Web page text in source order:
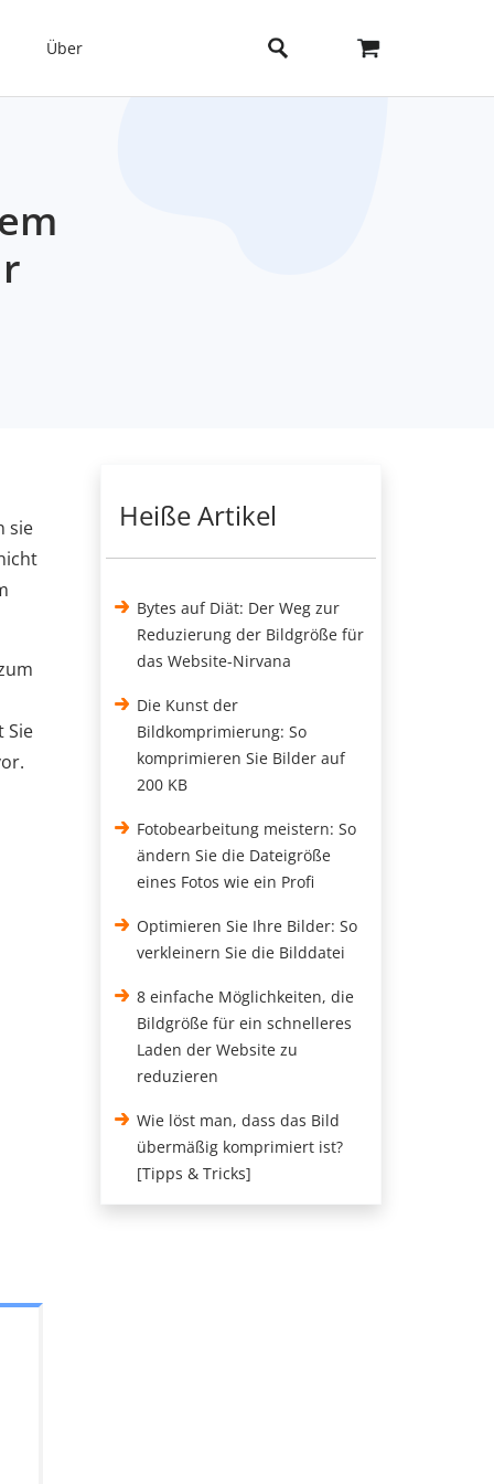
Über
sie
Sie
Heiße Artikel
Bytes auf Diät: Der Weg zur
Reduzierung der Bildgröße für
das Website-Nirvana
Die Kunst der
Bildkomprimierung: So
komprimieren Sie Bilder auf
200 KB
Fotobearbeitung meistern: So
ändern Sie die Dateigröße
eines Fotos wie ein Profi
Optimieren Sie Ihre Bilder: So
verkleinern Sie die Bilddatei
8 einfache Möglichkeiten, die
Bildgröße für ein schnelleres
Laden der Website zu
reduzieren
Wie löst man, dass das Bild
übermäßig komprimiert ist?
[Tipps & Tricks]